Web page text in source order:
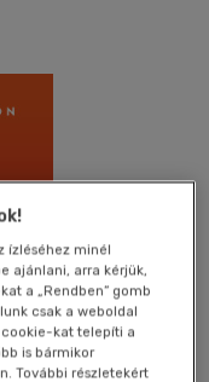
ízléséhez minél
ajánlani, arra kérjük,
a „Rendben” gomb
csak a weboldal
cookie-kat telepíti a
is bármikor
További részletekért